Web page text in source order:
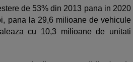
de 53% din 2013 pana in 2020
pana la 29,6 milioane de vehicule
cu 10,3 milioane de unitati